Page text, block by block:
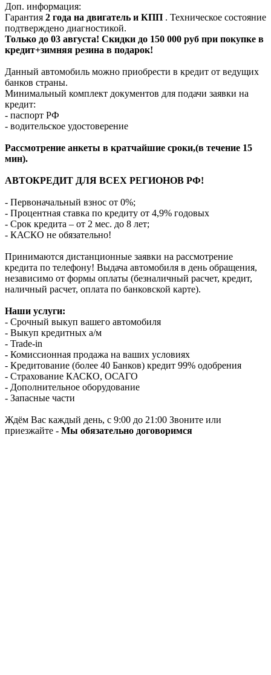
Доп. информация:
Гарантия 2 года на двигатель и КПП . Техническое состояние
подтверждено диагностикой.
Только до 03 августа! Скидки до 150 000 руб при покупке в
кредит+зимняя резина в подарок!
Данный автомобиль можно приобрести в кредит от ведущих
банков страны.
Минимальный комплект документов для подачи заявки на
кредит:
- паспорт РФ
- водительское удостоверение
Рассмотрение анкеты в кратчайшие сроки,(в течение 15
мин).
АВТОКРЕДИТ ДЛЯ ВСЕХ РЕГИОНОВ РФ!
- Первоначальный взнос от 0%;
- Процентная ставка по кредиту от 4,9% годовых
- Срок кредита – от 2 мес. до 8 лет;
- КАСКО не обязательно!
Принимаются дистанционные заявки на рассмотрение
кредита по телефону! Выдача автомобиля в день обращения,
независимо от формы оплаты (безналичный расчет, кредит,
наличный расчет, оплата по банковской карте).
Наши услуги:
- Срочный выкуп вашего автомобиля
- Выкуп кредитных а/м
- Trade-in
- Комиссионная продажа на ваших условиях
- Кредитование (более 40 Банков) кредит 99% одобрения
- Страхование КАСКО, ОСАГО
- Дополнительное оборудование
- Запасные части
Ждём Вас каждый день, с 9:00 до 21:00 Звоните или
приезжайте - Мы обязательно договоримся